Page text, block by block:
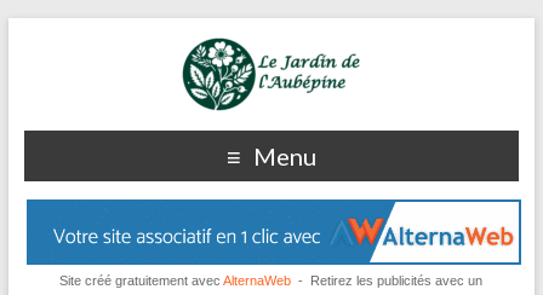
Menu
Site créé gratuitement avecAlternaWeb - Retirez les publicités avec un